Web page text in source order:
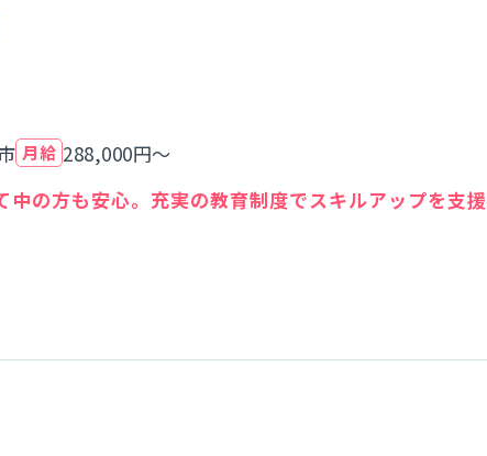
月給 288,000円～
の方も安心。充実の教育制度でスキルアップを支